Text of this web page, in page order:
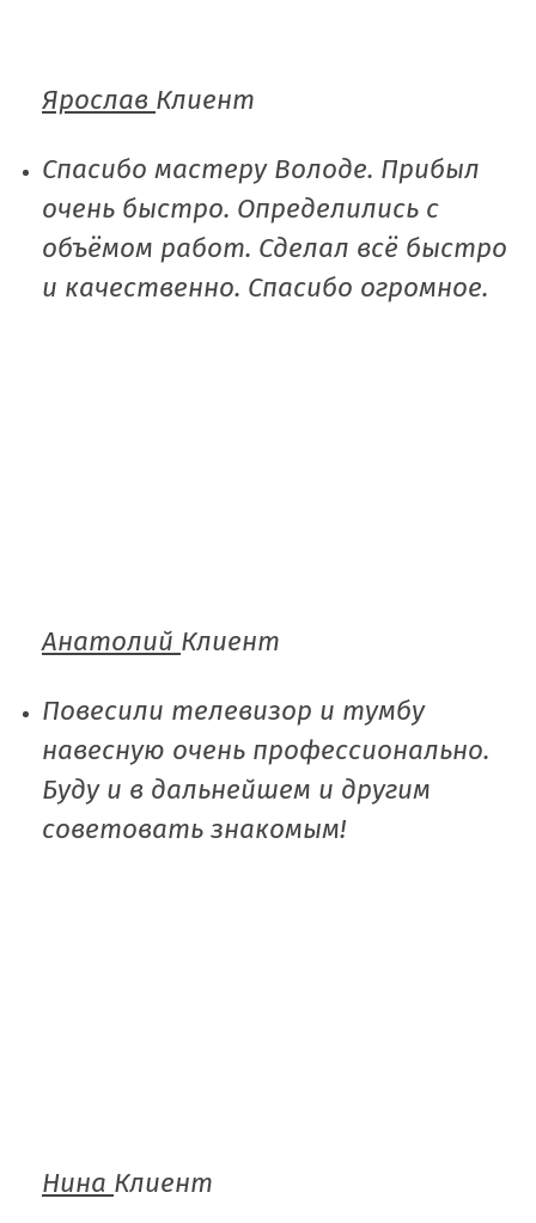
Ярослав Клиент
Спасибо мастеру Володе. Прибыл
очень быстро. Определились с
объёмом работ. Сделал всё быстро
и качественно. Спасибо огромное.
Анатолий Клиент
Повесили телевизор и тумбу
навесную очень профессионально.
Буду и в дальнейшем и другим
советовать знакомым!
Нина Клиент